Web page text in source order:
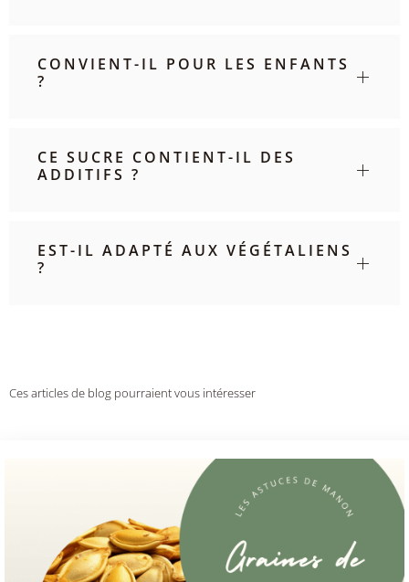
CONVIENT-IL POUR LES ENFANTS
?
CE SUCRE CONTIENT-IL DES
ADDITIFS ?
EST-IL ADAPTÉ AUX VÉGÉTALIENS
?
Ces articles de blog pourraient vous intéresser